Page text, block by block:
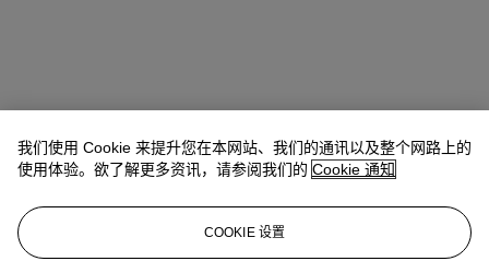
我们使用 Cookie 来提升您在本网站、我们的通讯以及整个网路上的
使用体验。欲了解更多资讯，请参阅我们的 Cookie 通知
COOKIE 设置